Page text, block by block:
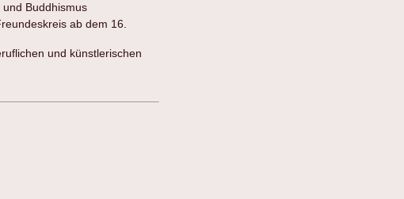
Buddhismus
ab dem 16.
und künstlerischen